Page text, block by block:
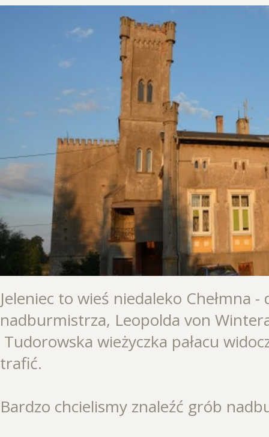
Jeleniec to wieś niedaleko Chełmna
nadburmistrza, Leopolda von
Tudorowska wieżyczka pałacu
trafić.
Bardzo chcielismy znaleźć grób